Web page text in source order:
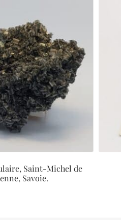
Saint-Michel de
Savoie.